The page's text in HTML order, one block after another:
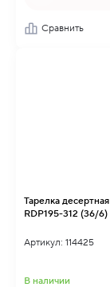
Сравнить
Тарелка
RDP195-312 (36/6)
Артикул: 114425
В наличии